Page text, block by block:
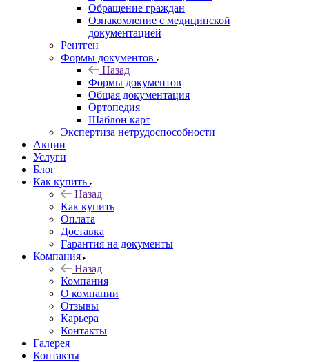
Обращение граждан
Ознакомление с медицинской
документацией
Рентген
Формы документов
Назад
Формы документов
Общая документация
Ортопедия
Шаблон карт
Экспертиза нетрудоспособности
Акции
Услуги
Блог
Как купить
Назад
Как купить
Оплата
Доставка
Гарантия на документы
Компания
Назад
Компания
О компании
Отзывы
Карьера
Контакты
Галерея
Контакты